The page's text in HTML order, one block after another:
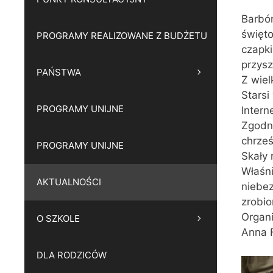
Z
Starsi
Anna
PROGRAMY REALIZOWANE Z BUDŻETU
PAŃSTWA
PROGRAMY UNIJNE
PROGRAMY UNIJNE
AKTUALNOŚCI
O SZKOLE
DLA RODZICÓW